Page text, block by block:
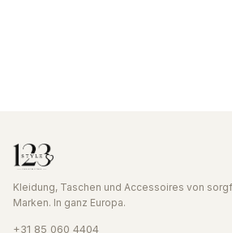
Kleidung, Taschen und Accessoires von
Marken. In ganz Europa.
+31 85 060 4404